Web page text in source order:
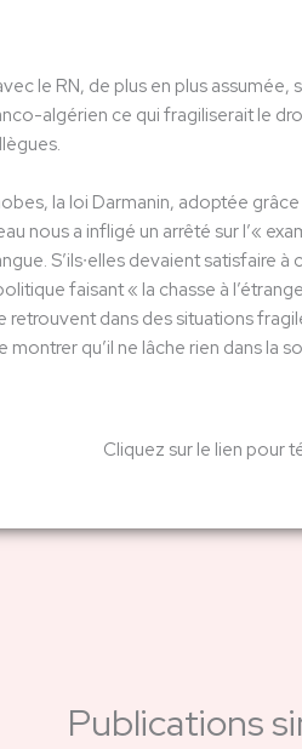
le RN, de plus en plus
algérien ce qui fragiliserait le
la loi Darmanin, adoptée grâce
nous a infligé un arrêté sur l’«
S’ils∙elles devaient satisfaire
faisant « la chasse à
retrouvent dans des situations
qu’il ne lâche rien dans la
Cliquez sur le lien pour
Publications